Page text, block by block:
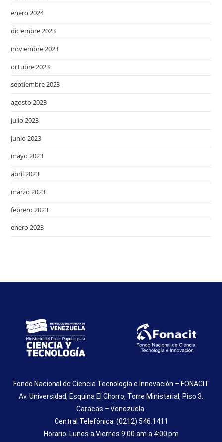
enero 2024
diciembre 2023
noviembre 2023
octubre 2023
septiembre 2023
agosto 2023
julio 2023
junio 2023
mayo 2023
abril 2023
marzo 2023
febrero 2023
enero 2023
Fondo Nacional de Ciencia Tecnología e Innovación – FONACIT
Av. Universidad, Esquina El Chorro, Torre Ministerial, Piso 3.
Caracas – Venezuela.
Central Telefónica: (0212) 546.1411
Horario: Lunes a Viernes 9:00 am a 4:00 pm